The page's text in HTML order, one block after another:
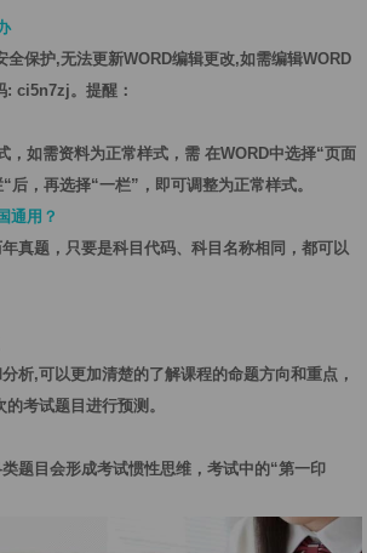
保护,无法更新WORD编辑更改,如需编辑WORD
: ci5n7zj。提醒：
，如需资料为正常样式，需 在WORD中选择“页面
后，再选择“一栏”，即可调整为正常样式。
通用？
真题，只要是科目代码、科目名称相同，都可以
析,可以更加清楚的了解课程的命题方向和重点，
考试题目进行预测。
题目会形成考试惯性思维，考试中的“第一印